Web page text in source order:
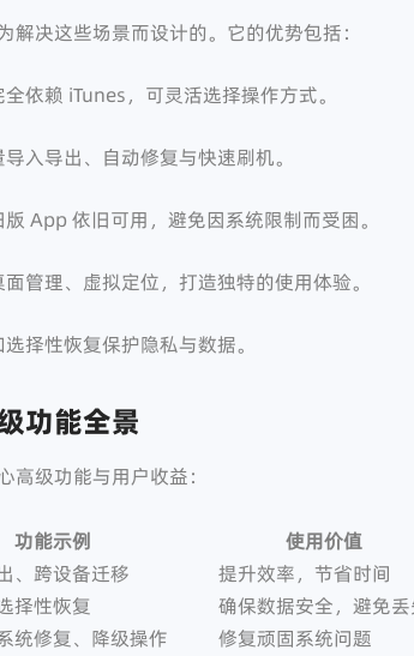
解决这些场景而设计的。它的优势包括：
全依赖 iTunes，可灵活选择操作方式。
入导出、自动修复与快速刷机。
版 App 依旧可用，避免因系统限制而受困。
管理、虚拟定位，打造独特的使用体验。
择性恢复保护隐私与数据。
功能全景
高级功能与用户收益：
功能示例
使用价值
、跨设备迁移
提升效率，节省时间
择性恢复
确保数据安全，避免丢
统修复、降级操作
修复顽固系统问题